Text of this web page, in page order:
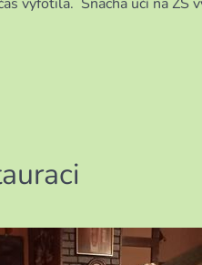
vyfotila. Snacha učí na ZŠ